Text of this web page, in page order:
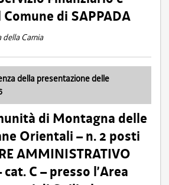
di SAPPADA
Carnia
della presentazione delle
di Montagna delle
Orientali – n. 2 posti
AMMINISTRATIVO
cat. C – presso l’Area